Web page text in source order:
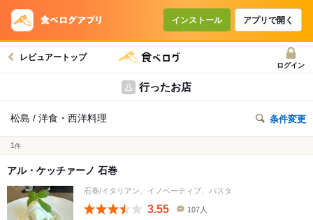
インストール アプリで開く
レビュアートップ
ログイン
行ったお店
松島 / 洋食・西洋料理 条件変更
1 件
アル・ケッチァーノ 石巻
石巻/イタリアン、イノベーティブ、パスタ
3.55 107人